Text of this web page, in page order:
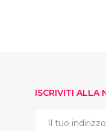
ISCRIVITI ALLA